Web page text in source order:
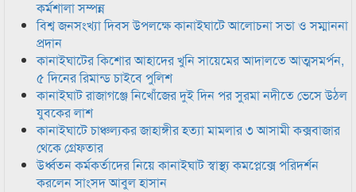
কর্মশালা সম্পন্ন
বিশ্ব জনসংখ্যা দিবস উপলক্ষে কানাইঘাটে আলোচনা সভা ও সম্মাননা
প্রদান
কানাইঘাটের কিশোর আহাদের খুনি সায়েমের আদালতে আত্মসমর্পন,
৫ দিনের রিমান্ড চাইবে পুলিশ
কানাইঘাট রাজাগঞ্জে নিখোঁজের দুই দিন পর সুরমা নদীতে ভেসে উঠল
যুবকের লাশ
কানাইঘাটে চাঞ্চল্যকর জাহাঙ্গীর হত্যা মামলার ৩ আসামী কক্সবাজার
থেকে গ্রেফতার
উর্ধ্বতন কর্মকর্তাদের নিয়ে কানাইঘাট স্বাস্থ্য কমপ্লেক্সে পরিদর্শন
করলেন সাংসদ আবুল হাসান